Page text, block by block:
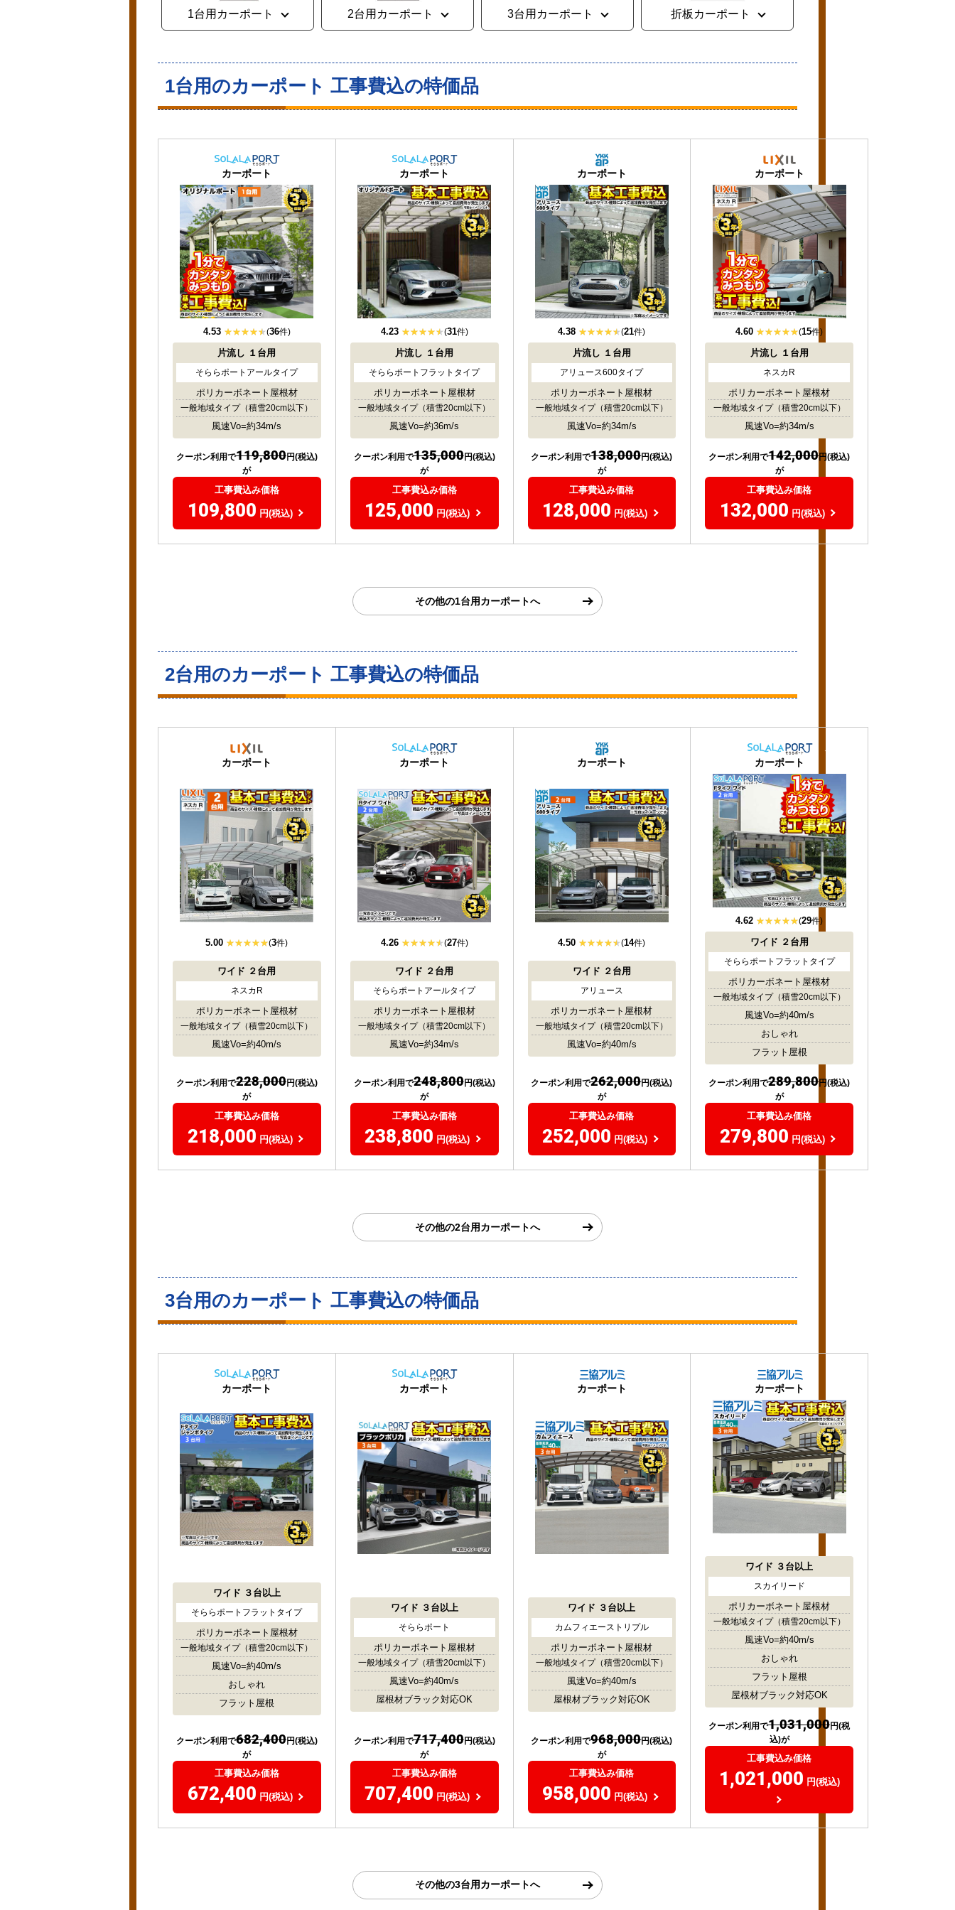
1台用カーポート 2台用カーポート 3台用カーポート 折板カーポート
1台用のカーポート 工事費込の特価品
カーポート
4.53 (36件)
片流し １台用
そららポートアールタイプ
ポリカーボネート屋根材
一般地域タイプ （積雪20cm以下）
風速Vo=約34m/s
クーポン利用で119,800円(税込)
が
工事費込み価格
109,800 円(税込)
カーポート
4.23 (31件)
片流し １台用
そららポートフラットタイプ
ポリカーボネート屋根材
一般地域タイプ （積雪20cm以下）
風速Vo=約36m/s
クーポン利用で135,000円(税込)
が
工事費込み価格
125,000 円(税込)
カーポート
4.38 (21件)
片流し １台用
アリュース600タイプ
ポリカーボネート屋根材
一般地域タイプ（積雪20cm以下）
風速Vo=約34m/s
クーポン利用で138,000円(税込)
が
工事費込み価格
128,000 円(税込)
カーポート
4.60 (15件)
片流し １台用
ネスカR
ポリカーボネート屋根材
一般地域タイプ（積雪20cm以下）
風速Vo=約34m/s
クーポン利用で142,000円(税込)
が
工事費込み価格
132,000 円(税込)
その他の1台用カーポートへ
2台用のカーポート 工事費込の特価品
カーポート
5.00 (3件)
ワイド ２台用
ネスカR
ポリカーボネート屋根材
一般地域タイプ （積雪20cm以下）
風速Vo=約40m/s
クーポン利用で228,000円(税込)
が
工事費込み価格
218,000 円(税込)
カーポート
4.26 (27件)
ワイド ２台用
そららポートアールタイプ
ポリカーボネート屋根材
一般地域タイプ （積雪20cm以下）
風速Vo=約34m/s
クーポン利用で248,800円(税込)
が
工事費込み価格
238,800 円(税込)
カーポート
4.50 (14件)
ワイド ２台用
アリュース
ポリカーボネート屋根材
一般地域タイプ（積雪20cm以下）
風速Vo=約40m/s
クーポン利用で262,000円(税込)
が
工事費込み価格
252,000 円(税込)
カーポート
4.62 (29件)
ワイド ２台用
そららポートフラットタイプ
ポリカーボネート屋根材
一般地域タイプ（積雪20cm以下）
風速Vo=約40m/s
おしゃれ
フラット屋根
クーポン利用で289,800円(税込)
が
工事費込み価格
279,800 円(税込)
その他の2台用カーポートへ
3台用のカーポート 工事費込の特価品
カーポート
ワイド ３台以上
そららポートフラットタイプ
ポリカーボネート屋根材
一般地域タイプ（積雪20cm以下）
風速Vo=約40m/s
おしゃれ
フラット屋根
クーポン利用で682,400円(税込)
が
工事費込み価格
672,400 円(税込)
カーポート
ワイド ３台以上
そららポート
ポリカーボネート屋根材
一般地域タイプ（積雪20cm以下）
風速Vo=約40m/s
屋根材ブラック対応OK
クーポン利用で717,400円(税込)
が
工事費込み価格
707,400 円(税込)
カーポート
ワイド ３台以上
カムフィエーストリプル
ポリカーボネート屋根材
一般地域タイプ（積雪20cm以下）
風速Vo=約40m/s
屋根材ブラック対応OK
クーポン利用で968,000円(税込)
が
工事費込み価格
958,000 円(税込)
カーポート
ワイド ３台以上
スカイリード
ポリカーボネート屋根材
一般地域タイプ（積雪20cm以下）
風速Vo=約40m/s
おしゃれ
フラット屋根
屋根材ブラック対応OK
クーポン利用で1,031,000円(税
込)が
工事費込み価格
1,021,000 円(税込)
その他の3台用カーポートへ